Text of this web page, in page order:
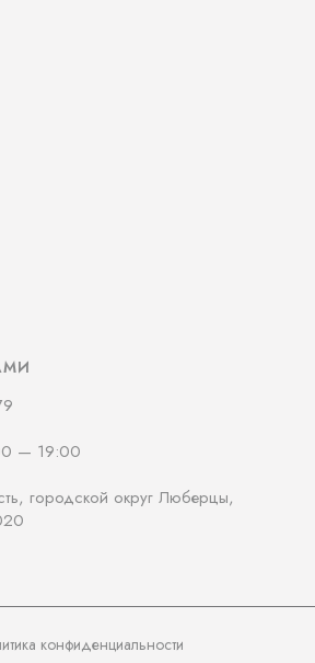
— 19:00
городской округ Люберцы,
конфиденциальности